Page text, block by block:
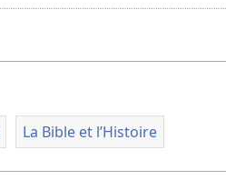
La Bible et l’Histoire